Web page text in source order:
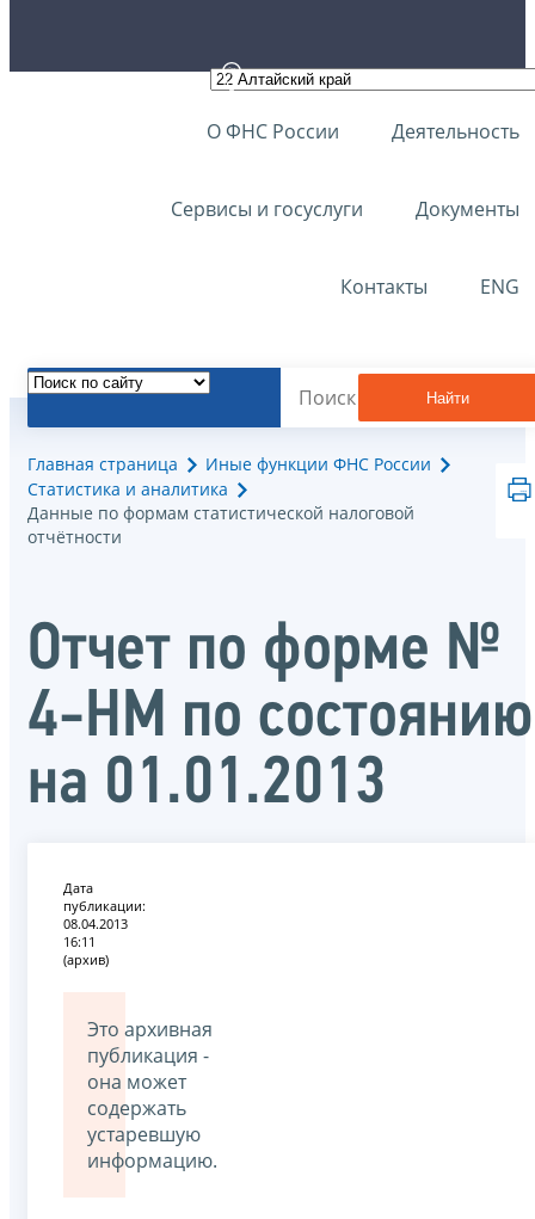
О ФНС России Деятельность
Сервисы и госуслуги Документы
Контакты ENG
Найти
Главная страница
Иные функции ФНС России
Статистика и аналитика
Данные по формам статистической налоговой
отчётности
Отчет по форме №
4-НМ по состоянию
на 01.01.2013
Дата
публикации:
08.04.2013
16:11
(архив)
Это архивная
публикация -
она может
содержать
устаревшую
информацию.